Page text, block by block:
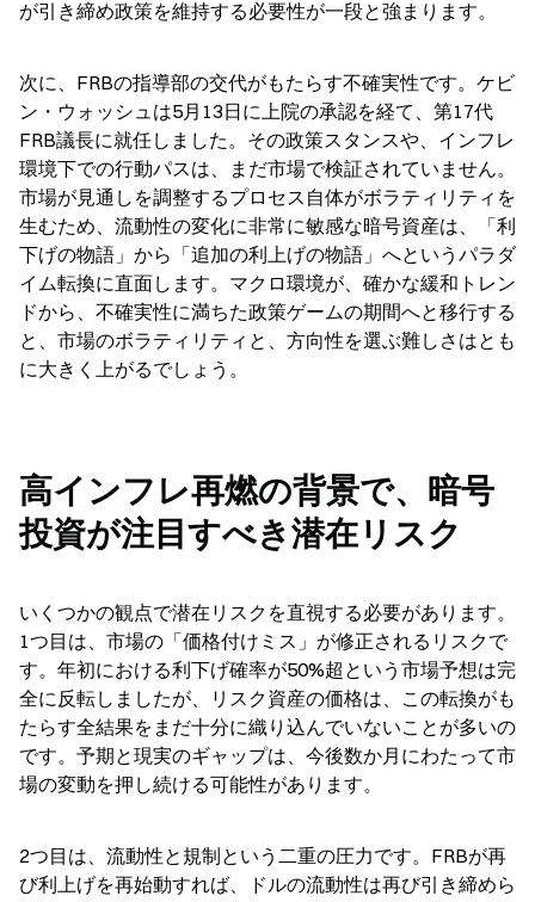
が引き締め政策を維持する必要性が一段と強まります。
次に、FRBの指導部の交代がもたらす不確実性です。ケビ
ン・ウォッシュは5月13日に上院の承認を経て、第17代
FRB議長に就任しました。その政策スタンスや、インフレ
環境下での行動パスは、まだ市場で検証されていません。
市場が見通しを調整するプロセス自体がボラティリティを
生むため、流動性の変化に非常に敏感な暗号資産は、「利
下げの物語」から「追加の利上げの物語」へというパラダ
イム転換に直面します。マクロ環境が、確かな緩和トレン
ドから、不確実性に満ちた政策ゲームの期間へと移行する
と、市場のボラティリティと、方向性を選ぶ難しさはとも
に大きく上がるでしょう。
高インフレ再燃の背景で、暗号
投資が注目すべき潜在リスク
いくつかの観点で潜在リスクを直視する必要があります。
1つ目は、市場の「価格付けミス」が修正されるリスクで
す。年初における利下げ確率が50%超という市場予想は完
全に反転しましたが、リスク資産の価格は、この転換がも
たらす全結果をまだ十分に織り込んでいないことが多いの
です。予期と現実のギャップは、今後数か月にわたって市
場の変動を押し続ける可能性があります。
2つ目は、流動性と規制という二重の圧力です。FRBが再
び利上げを再始動すれば、ドルの流動性は再び引き締めら